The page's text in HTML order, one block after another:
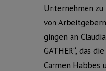
Unternehmen
von
gingen an
GATHER“, das
Carmen Habbes